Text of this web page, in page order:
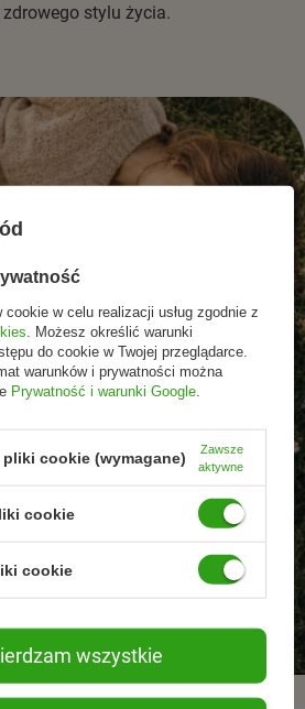
stylu życia.
Nowości przed
Rezygnacja w każdej
chwili
w celu realizacji usług zgodnie z
. Możesz określić warunki
do cookie w Twojej przeglądarce.
warunków i prywatności można
Prywatność i warunki Google
cookie (wymagane)
Zawsze
aktywne
cookie
cookie
wszystkie